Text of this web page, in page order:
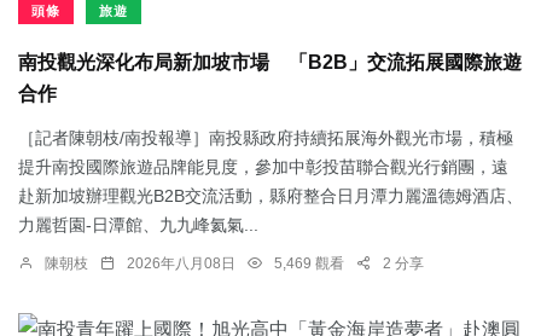
頭條 旅遊
南投觀光深化布局新加坡市場 「B2B」交流拓展國際旅遊
合作
［記者陳朝枝/南投報導］南投縣政府持續拓展海外觀光市場，積極
提升南投國際旅遊品牌能見度，參加中彰投苗聯合觀光行銷團，遠
赴新加坡辦理觀光B2B交流活動，縣府整合日月潭力麗溫德姆酒店、
力麗哲園-日潭館、九九峰氦氣...
陳朝枝 2026年八月08日 5,469 觀看 2 分享